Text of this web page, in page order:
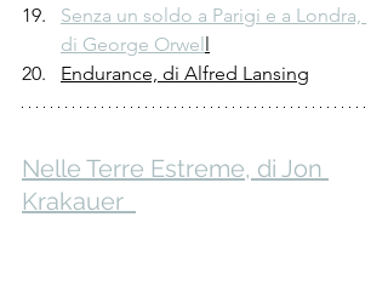
Senza un soldo a Parigi e a Londra,
di George Orwel
Endurance, di Alfred Lansing
Nelle Terre Estreme, di Jon
Krakauer